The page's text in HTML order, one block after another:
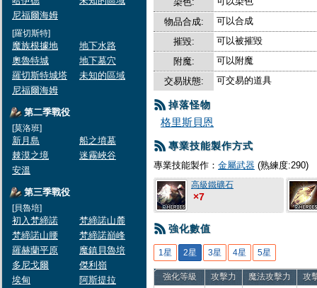
尼福爾海姆
[羅切斯特]
魔族根據地
地下水路
奧魯特城
地下墓穴
羅切斯特城塔
未知的區域
尼福爾海姆
第二季戰役
[莫洛班]
新月島
船之墳墓
棘漠之境
迷霧峽谷
安溫
第三季戰役
[貝魯培]
初入梵締諾
梵締諾山麓
梵締諾山腰
梵締諾巔峰
羅赫蘭平原
魔鎮貝魯培
多尼戈爾
傑利嶺
埃甸
阿斯提拉
物品合成:
可以合成
摧毀:
可以被摧毀
附魔:
可以附魔
交易狀態:
可交易的道具
掉落怪物
格里斯貝恩
專業技能製作方式
專業技能製作： 金屬武器 (熟練度:290)
高級鐵礦石
×7
強化數值
1星 2星 3星 4星 5星
強化等級 攻擊力 魔法攻擊力
攻